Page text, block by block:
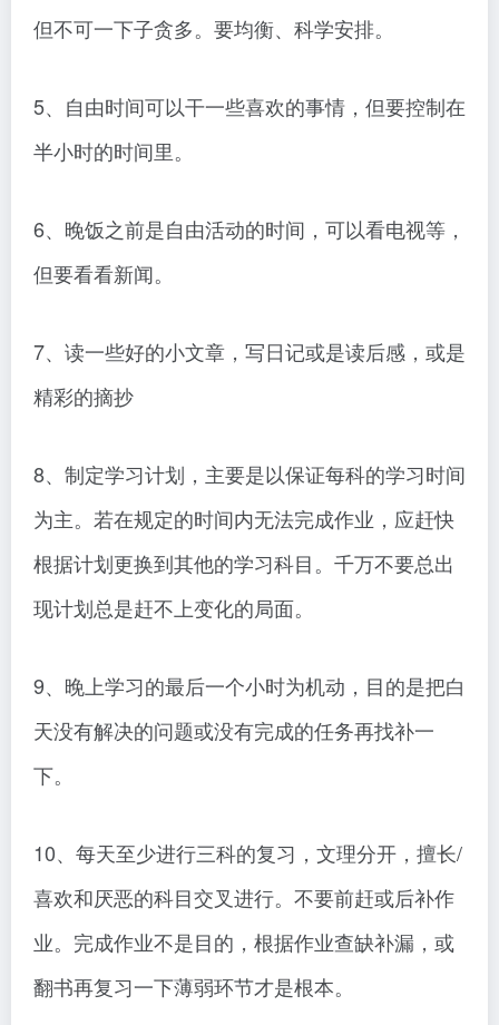
但不可一下子贪多。要均衡、科学安排。
5、自由时间可以干一些喜欢的事情，但要控制在
半小时的时间里。
6、晚饭之前是自由活动的时间，可以看电视等，
但要看看新闻。
7、读一些好的小文章，写日记或是读后感，或是
精彩的摘抄
8、制定学习计划，主要是以保证每科的学习时间
为主。若在规定的时间内无法完成作业，应赶快
根据计划更换到其他的学习科目。千万不要总出
现计划总是赶不上变化的局面。
9、晚上学习的最后一个小时为机动，目的是把白
天没有解决的问题或没有完成的任务再找补一
下。
10、每天至少进行三科的复习，文理分开，擅长/
喜欢和厌恶的科目交叉进行。不要前赶或后补作
业。完成作业不是目的，根据作业查缺补漏，或
翻书再复习一下薄弱环节才是根本。